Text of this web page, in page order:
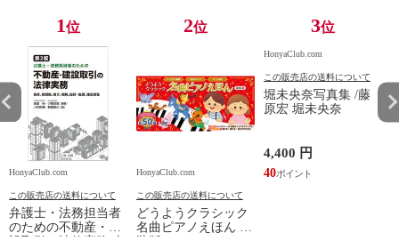
1位
HonyaClub.com
この販売店の送料について
弁護士・法務担当者
のための不動産・建
2位
HonyaClub.com
この販売店の送料について
どうようクラシック
名曲ピアノえほん 新
3位
HonyaClub.com
この販売店の送料について
堀未央奈写真集 /藤
原宏 堀未央奈
4,400 円
40